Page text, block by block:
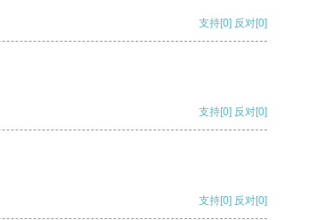
支持[0] 反对[0]
支持[0] 反对[0]
支持[0] 反对[0]